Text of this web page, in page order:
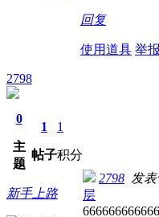
回复
使用道具 举报
2798
0
主
题
1
帖子
1
积分
新手上路
2798 发表
层